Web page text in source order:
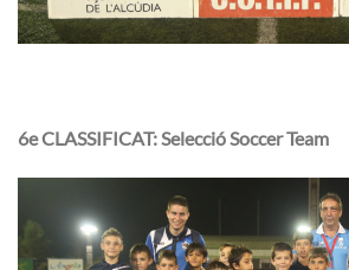
6e CLASSIFICAT: Selecció Soccer Team